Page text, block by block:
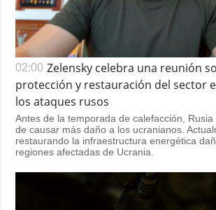
02:00 Zelensky celebra una reunión
protección y restauración del sector
los ataques rusos
Antes de la temporada de calefacción,
de causar más daño a los ucranianos.
restaurando la infraestructura energética
regiones afectadas de Ucrania.